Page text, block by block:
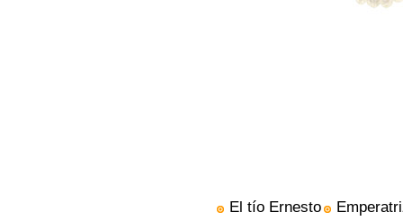
El tío Ernesto